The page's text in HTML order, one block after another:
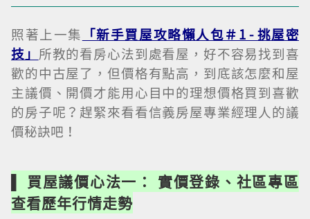
照著上一集 「新手買屋攻略懶人包＃1 - 挑屋密
技」 所教的看房心法到處看屋，好不容易找到喜
歡的中古屋了，但價格有點高，到底該怎麼和屋
主議價、開價才能用心目中的理想價格買到喜歡
的房子呢？趕緊來看看信義房屋專業經理人的議
價秘訣吧！
▌ 買屋議價心法一： 實價登錄、社區專區
查看歷年行情走勢